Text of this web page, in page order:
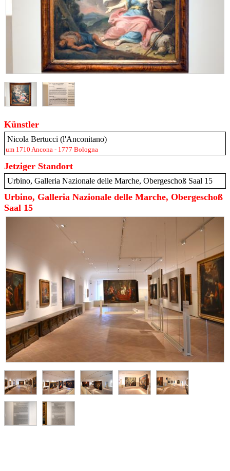
Künstler
Nicola Bertucci (l'Anconitano)
um 1710 Ancona - 1777 Bologna
Jetziger Standort
Urbino, Galleria Nazionale delle Marche, Obergeschoß Saal 15
Urbino, Galleria Nazionale delle Marche, Obergeschoß
Saal 15